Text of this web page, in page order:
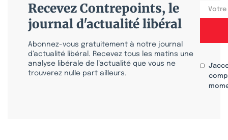
Recevez Contrepoints, le
journal d'actualité libéral
Abonnez-vous gratuitement à notre journal
d’actualité libéral. Recevez tous les matins une
analyse libérale de l’actualité que vous ne
trouverez nulle part ailleurs.